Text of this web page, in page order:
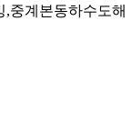
중계본동하수도해